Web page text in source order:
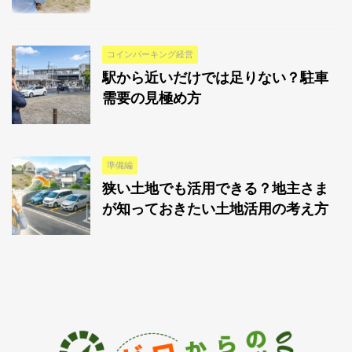
コインパーキング経営
駅から近いだけでは足りない？駐車
需要の見極め方
準備編
狭い土地でも活用できる？地主さま
が知っておきたい土地活用の考え方